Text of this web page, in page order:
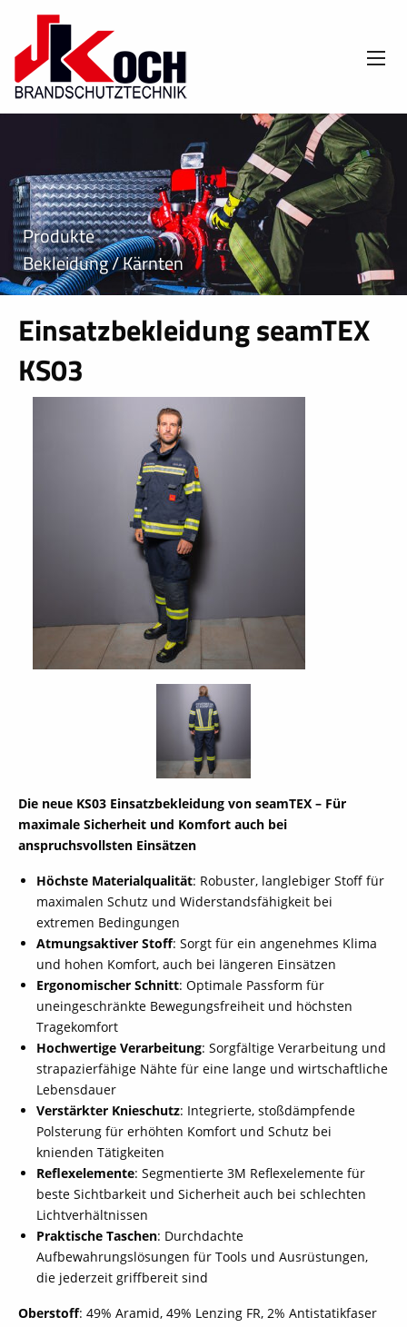
Produkte
Bekleidung / Kärnten
Einsatzbekleidung seamTEX
KS03
Die neue KS03 Einsatzbekleidung von seamTEX – Für
maximale Sicherheit und Komfort auch bei
anspruchsvollsten Einsätzen
Höchste Materialqualität: Robuster, langlebiger Stoff für
maximalen Schutz und Widerstandsfähigkeit bei
extremen Bedingungen
Atmungsaktiver Stoff: Sorgt für ein angenehmes Klima
und hohen Komfort, auch bei längeren Einsätzen
Ergonomischer Schnitt: Optimale Passform für
uneingeschränkte Bewegungsfreiheit und höchsten
Tragekomfort
Hochwertige Verarbeitung: Sorgfältige Verarbeitung und
strapazierfähige Nähte für eine lange und wirtschaftliche
Lebensdauer
Verstärkter Knieschutz: Integrierte, stoßdämpfende
Polsterung für erhöhten Komfort und Schutz bei
knienden Tätigkeiten
Reflexelemente: Segmentierte 3M Reflexelemente für
beste Sichtbarkeit und Sicherheit auch bei schlechten
Lichtverhältnissen
Praktische Taschen: Durchdachte
Aufbewahrungslösungen für Tools und Ausrüstungen,
die jederzeit griffbereit sind
Oberstoff: 49% Aramid, 49% Lenzing FR, 2% Antistatikfaser